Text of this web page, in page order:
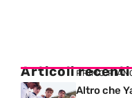
Articoli recenti
PRIMO
Altro che